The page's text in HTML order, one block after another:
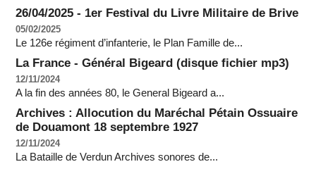
26/04/2025 - 1er Festival du Livre Militaire de Brive
05/02/2025
Le 126e régiment d’infanterie, le Plan Famille de...
La France - Général Bigeard (disque fichier mp3)
12/11/2024
A la fin des années 80, le General Bigeard a...
Archives : Allocution du Maréchal Pétain Ossuaire
de Douamont 18 septembre 1927
12/11/2024
La Bataille de Verdun Archives sonores de...